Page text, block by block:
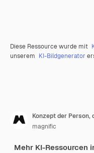
Diese Ressource wurde mit
unserem KI-Bildgenerator
magnific
Mehr KI-Ressourcen